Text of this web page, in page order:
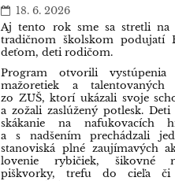
18. 6. 2026
Aj tento rok sme sa stretli na
tradičnom školskom podujatí
deťom, deti rodičom.
Program otvorili vystúpenia
mažoretiek a talentovaných
zo ZUŠ, ktorí ukázali svoje
a zožali zaslúžený potlesk.
skákanie na nafukovacích
a s nadšením prechádzali
stanoviská plné zaujímavých
lovenie rybičiek, šikovné
piškvorky, trefu do cieľa či